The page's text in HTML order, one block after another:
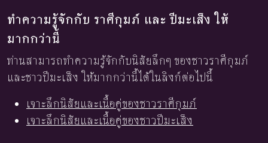
ทำความรู้จักกับ ราศีกุมภ์ และ ปีมะเส็ง ให้
มากกว่านี้
ท่านสามารถทำความรู้จักกับนิสัยลึกๆ ของชาวราศีกุมภ์
และชาวปีมะเส็ง ให้มากกว่านี้ได้ในลิงก์ต่อไปนี้
เจาะลึกนิสัยและเนื้อคู่ของชาวราศีกุมภ์
เจาะลึกนิสัยและเนื้อคู่ของชาวปีมะเส็ง